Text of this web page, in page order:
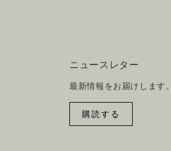
ニュースレター
最新情報をお届けします。
購読する